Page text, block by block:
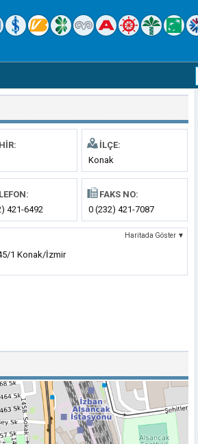
İLÇE:
Konak
421-6492
FAKS NO:
0 (232) 421-7087
Haritada Göster ▼
1 Konak/İzmir